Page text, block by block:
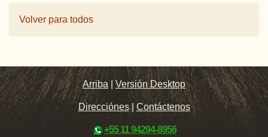
Volver para todos
Arriba |Versión Desktop
Direcciónes| Contáctenos
+55 11 94294-8956